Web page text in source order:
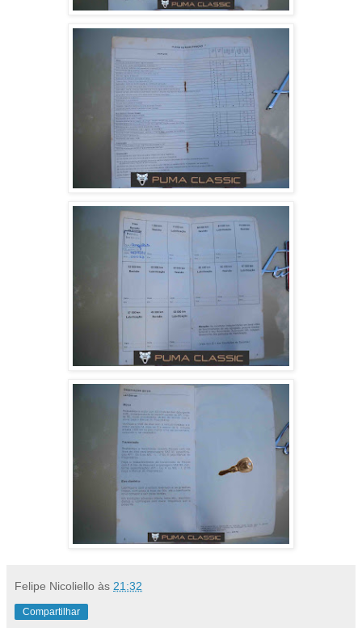
Felipe Nicoliello às 21:32
Compartilhar